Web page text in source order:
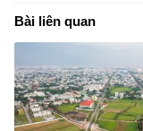
Bài liên quan